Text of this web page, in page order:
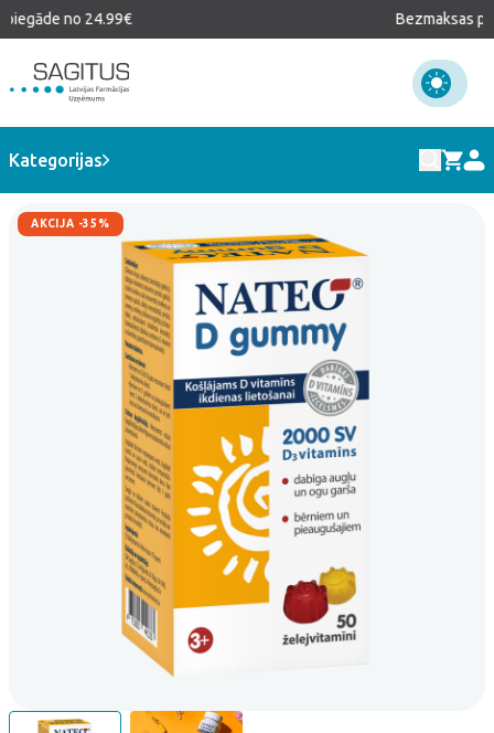
no 24.99€ Bezmaksas
Kategorijas
E-veikals>D vitamīns
AKCIJA -35%